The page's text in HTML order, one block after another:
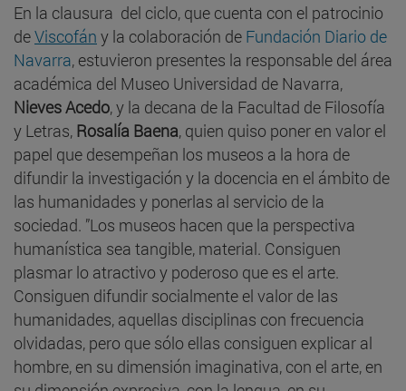
En la clausura del ciclo, que cuenta con el patrocinio
deViscofán y la colaboración de Fundación Diario de
Navarra, estuvieron presentes la responsable del área
académica del Museo Universidad de Navarra,
Nieves Acedo, y la decana de la Facultad de Filosofía
y Letras, Rosalía Baena, quien quiso poner en valor el
papel que desempeñan los museos a la hora de
difundir la investigación y la docencia en el ámbito de
las humanidades y ponerlas al servicio de la
sociedad. ”Los museos hacen que la perspectiva
humanística sea tangible, material. Consiguen
plasmar lo atractivo y poderoso que es el arte.
Consiguen difundir socialmente el valor de las
humanidades, aquellas disciplinas con frecuencia
olvidadas, pero que sólo ellas consiguen explicar al
hombre, en su dimensión imaginativa, con el arte, en